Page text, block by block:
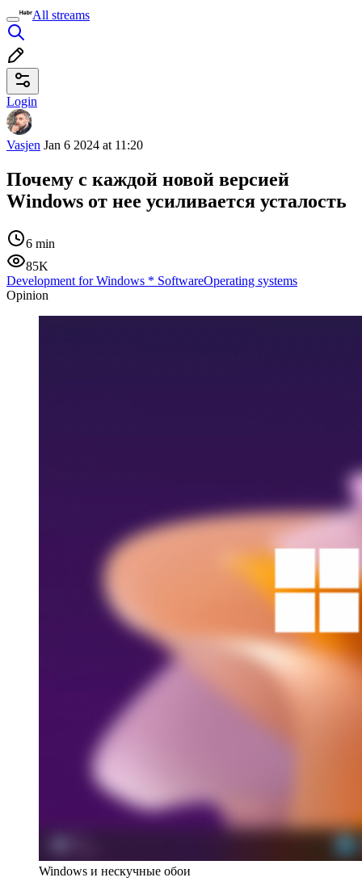
All streams
Login
Vasjen Jan 6 2024 at 11:20
Почему с каждой новой версией
Windows от нее усиливается усталость
6 min
85K
Development for Windows * SoftwareOperating systems
Opinion
Windows и нескучные обои